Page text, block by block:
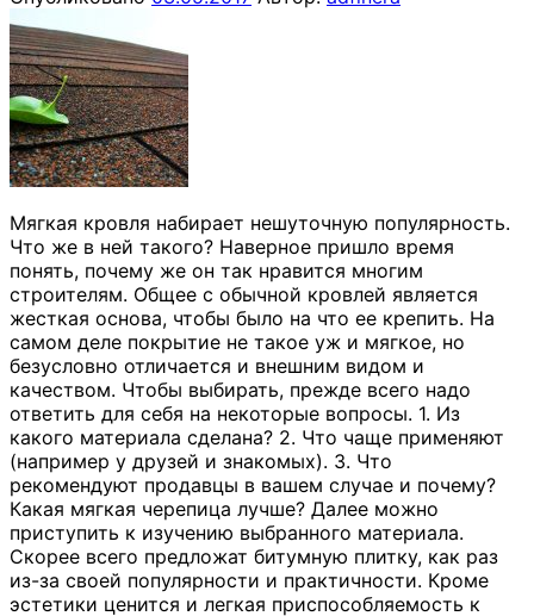
Мягкая кровля набирает нешуточную популярность.
Что же в ней такого? Наверное пришло время
понять, почему же он так нравится многим
строителям. Общее с обычной кровлей является
жесткая основа, чтобы было на что ее крепить. На
самом деле покрытие не такое уж и мягкое, но
безусловно отличается и внешним видом и
качеством. Чтобы выбирать, прежде всего надо
ответить для себя на некоторые вопросы. 1. Из
какого материала сделана? 2. Что чаще применяют
(например у друзей и знакомых). 3. Что
рекомендуют продавцы в вашем случае и почему?
Какая мягкая черепица лучше? Далее можно
приступить к изучению выбранного материала.
Скорее всего предложат битумную плитку, как раз
из-за своей популярности и практичности. Кроме
эстетики ценится и легкая приспособляемость к